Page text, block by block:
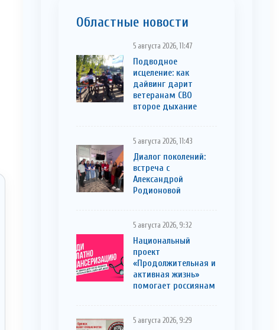
Областные новости
5 августа 2026, 11:47
Подводное
исцеление: как
дайвинг дарит
ветеранам СВО
второе дыхание
5 августа 2026, 11:43
Диалог поколений:
встреча с
Александрой
Родионовой
5 августа 2026, 9:32
Национальный
проект
«Продолжительная и
активная жизнь»
помогает россиянам
5 августа 2026, 9:29